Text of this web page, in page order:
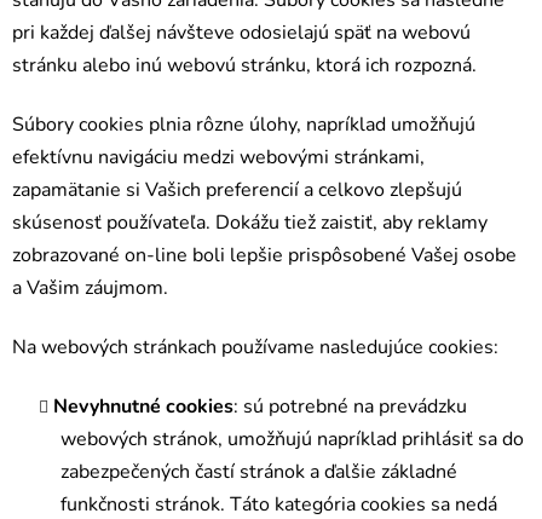
pri každej ďalšej návšteve odosielajú späť na webovú
stránku alebo inú webovú stránku, ktorá ich rozpozná.
Súbory cookies plnia rôzne úlohy, napríklad umožňujú
efektívnu navigáciu medzi webovými stránkami,
zapamätanie si Vašich preferencií a celkovo zlepšujú
skúsenosť používateľa. Dokážu tiež zaistiť, aby reklamy
zobrazované on-line boli lepšie prispôsobené Vašej osobe
a Vašim záujmom.
Na webových stránkach používame nasledujúce cookies:
Nevyhnutné cookies: sú potrebné na prevádzku
webových stránok, umožňujú napríklad prihlásiť sa do
zabezpečených častí stránok a ďalšie základné
funkčnosti stránok. Táto kategória cookies sa nedá